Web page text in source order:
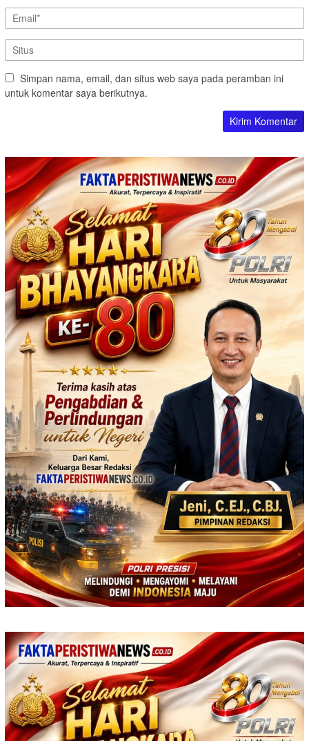
Simpan nama, email, dan situs web saya pada peramban ini
untuk komentar saya berikutnya.